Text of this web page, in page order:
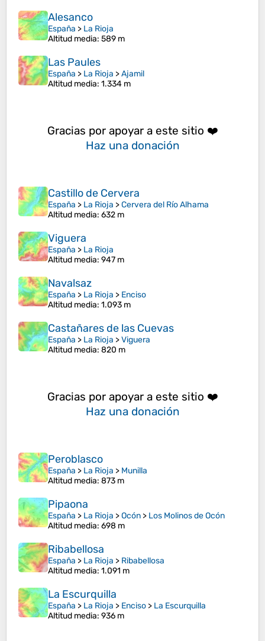
Alesanco
España > La Rioja
Altitud media: 589 m
Las Paules
España > La Rioja >Ajamil
Altitud media: 1.334 m
Gracias por apoyar a este sitio ❤️
Haz una donación
Castillo de Cervera
España > La Rioja >Cervera del Río Alhama
Altitud media: 632 m
Viguera
España > La Rioja
Altitud media: 947 m
Navalsaz
España > La Rioja > Enciso
Altitud media: 1.093 m
Castañares de las Cuevas
España > La Rioja >Viguera
Altitud media: 820 m
Gracias por apoyar a este sitio ❤️
Haz una donación
Peroblasco
España > La Rioja > Munilla
Altitud media: 873 m
Pipaona
España > La Rioja >Ocón > Los Molinos de Ocón
Altitud media: 698 m
Ribabellosa
España > La Rioja > Ribabellosa
Altitud media: 1.091 m
La Escurquilla
España > La Rioja > Enciso > La Escurquilla
Altitud media: 936 m